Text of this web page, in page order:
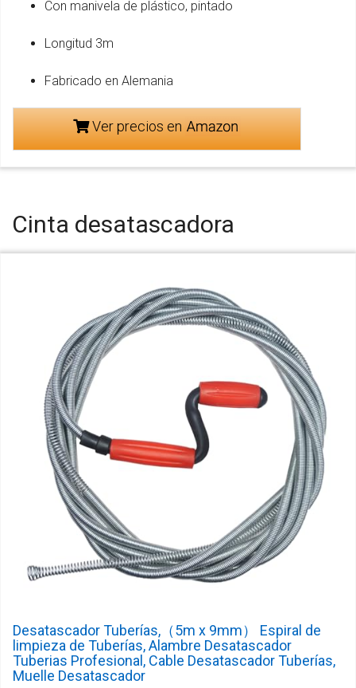
Con manivela de plástico, pintado
Longitud 3m
Fabricado en Alemania
Ver precios en
Cinta desatascadora
Desatascador Tuberías,（5m x 9mm） Espiral de
limpieza de Tuberías, Alambre Desatascador
Tuberias Profesional, Cable Desatascador Tuberías,
Muelle Desatascador